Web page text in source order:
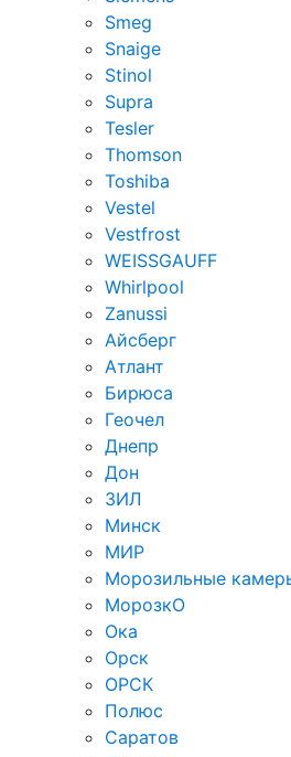
Smeg
Snaige
Stinol
Supra
Tesler
Thomson
Toshiba
Vestel
Vestfrost
WEISSGAUFF
Whirlpool
Zanussi
Айсберг
Атлант
Бирюса
Геочел
Днепр
Дон
ЗИЛ
Минск
МИР
Морозильные
МорозкО
Ока
Орск
ОРСК
Полюс
Саратов